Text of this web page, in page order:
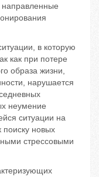
направленные
в которую
как при потере
образа жизни,
нарушается
неумение
ситуации на
поиску новых
стрессовыми